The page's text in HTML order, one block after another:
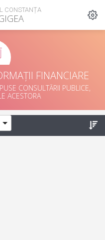
CONSTANȚA
FINANCIARE
CONSULTĂRII PUBLICE,
ACESTORA